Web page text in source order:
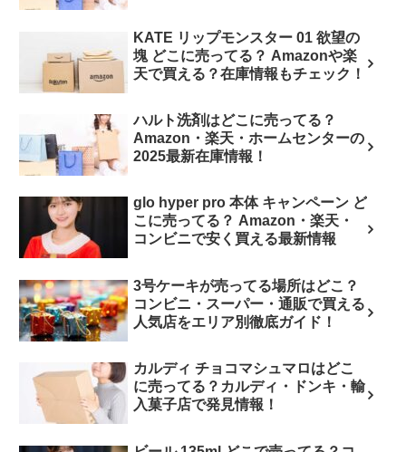
KATE リップモンスター 01 欲望の
塊 どこに売ってる？ Amazonや楽
天で買える？在庫情報もチェック！
ハルト洗剤はどこに売ってる？
Amazon・楽天・ホームセンターの
2025最新在庫情報！
glo hyper pro 本体 キャンペーン ど
こに売ってる？ Amazon・楽天・
コンビニで安く買える最新情報
3号ケーキが売ってる場所はどこ？
コンビニ・スーパー・通販で買える
人気店をエリア別徹底ガイド！
カルディ チョコマシュマロはどこ
に売ってる？カルディ・ドンキ・輸
入菓子店で発見情報！